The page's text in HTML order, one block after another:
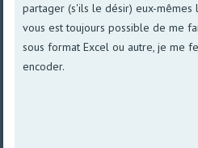
partager (s'ils le désir) eux-mêmes
vous est toujours possible de me
sous format Excel ou autre, je me
encoder.